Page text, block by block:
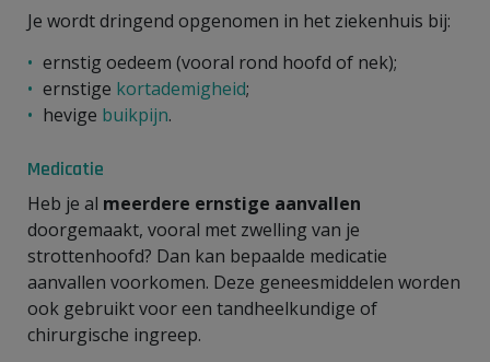
Je wordt dringend opgenomen in het ziekenhuis bij:
ernstig oedeem (vooral rond hoofd of nek);
ernstige kortademigheid;
hevige buikpijn.
Medicatie
Heb je al meerdere ernstige aanvallen
doorgemaakt, vooral met zwelling van je
strottenhoofd? Dan kan bepaalde medicatie
aanvallen voorkomen. Deze geneesmiddelen worden
ook gebruikt voor een tandheelkundige of
chirurgische ingreep.